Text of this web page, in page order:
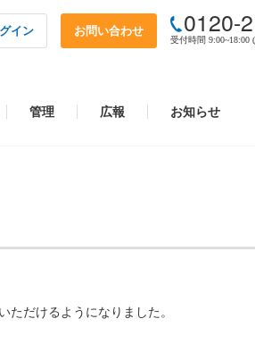
イン お問い合わせ 0120-
受付時間 9:00~18:00
管理 広報 お知らせ
ただけるようになりました。